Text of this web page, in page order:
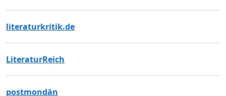
literaturkritik.de
LiteraturReich
postmondän